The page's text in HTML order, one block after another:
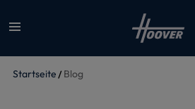
Startseite Blog